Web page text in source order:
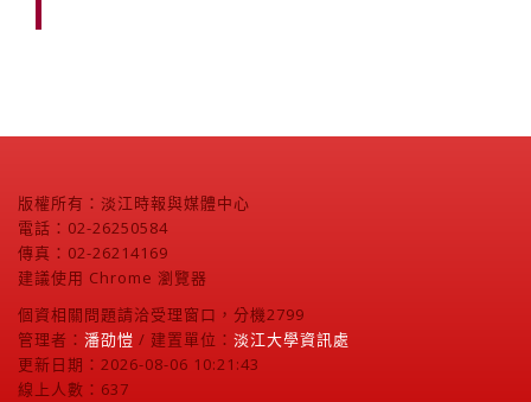
版權所有：淡江時報與媒體中心
電話：02-26250584
傳真：02-26214169
建議使用 Chrome 瀏覽器
個資相關問題請洽受理窗口，分機2799
管理者： 潘劭愷 / 建置單位： 淡江大學資訊處
更新日期：2026-08-06 10:21:43
線上人數：637